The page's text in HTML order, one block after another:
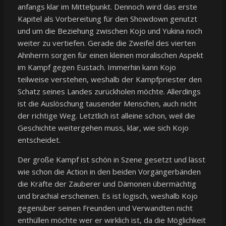
anfangs klar im Mittelpunkt. Dennoch wird das erste
Kapitel als Vorbereitung für den Showdown genutzt
und um die Beziehung zwischen Kojo und Yukina noch
weiter zu vertiefen. Gerade die Zweifel des vierten
Ahnherrn sorgen für einen kleinen moralischen Aspekt
im Kampf gegen Eustach. Immerhin kann Kojo
teilweise verstehen, weshalb der Kampfpriester den
Schatz seines Landes zurückholen möchte. Allerdings
ist die Auslöschung tausender Menschen, auch nicht
der richtige Weg. Letztlich ist alleine schon, weil die
Geschichte weitergehen muss, klar, wie sich Kojo
entscheidet.
Der große Kampf ist schön in Szene gesetzt und lässt
wie schon die Action in den beiden Vorgängerbänden
die Kräfte der Zauberer und Dämonen übermächtig
und brachial erscheinen. Es ist logisch, weshalb Kojo
gegenüber seinen Freunden und Verwandten nicht
enthüllen möchte wer er wirklich ist, da die Möglichkeit